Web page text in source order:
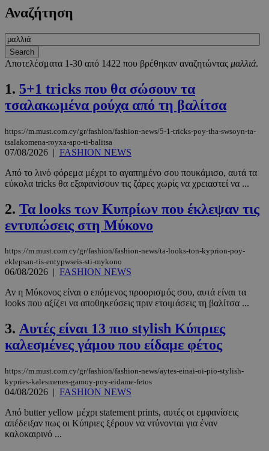
Αναζήτηση
Αποτελέσματα 1-30 από 1422 που βρέθηκαν αναζητώντας μαλλιά.
1. 5+1 tricks που θα σώσουν τα
τσαλακωμένα ρούχα από τη βαλίτσα
https://m.must.com.cy/gr/fashion/fashion-news/5-1-tricks-poy-tha-swsoyn-ta-
tsalakomena-royxa-apo-ti-balitsa
07/08/2026 | FASHION NEWS
Από το λινό φόρεμα μέχρι το αγαπημένο σου πουκάμισο, αυτά τα
εύκολα tricks θα εξαφανίσουν τις ζάρες χωρίς να χρειαστεί να ...
2. Τα looks των Κυπρίων που έκλεψαν τις
εντυπώσεις στη Μύκονο
https://m.must.com.cy/gr/fashion/fashion-news/ta-looks-ton-kyprion-poy-
eklepsan-tis-entypwseis-sti-mykono
06/08/2026 | FASHION NEWS
Αν η Μύκονος είναι ο επόμενος προορισμός σου, αυτά είναι τα
looks που αξίζει να αποθηκεύσεις πριν ετοιμάσεις τη βαλίτσα ...
3. Αυτές είναι 13 πιο stylish Κύπριες
καλεσμένες γάμου που είδαμε φέτος
https://m.must.com.cy/gr/fashion/fashion-news/aytes-einai-oi-pio-stylish-
kypries-kalesmenes-gamoy-poy-eidame-fetos
04/08/2026 | FASHION NEWS
Από butter yellow μέχρι statement prints, αυτές οι εμφανίσεις
απέδειξαν πως οι Κύπριες ξέρουν να ντύνονται για έναν
καλοκαιρινό ...